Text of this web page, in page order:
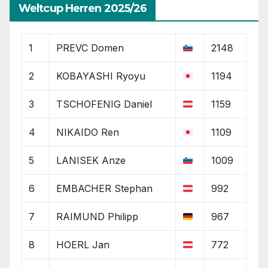
Weltcup Herren 2025/26
1 PREVC Domen 2148
2 KOBAYASHI Ryoyu 1194
3 TSCHOFENIG Daniel 1159
4 NIKAIDO Ren 1109
5 LANISEK Anze 1009
6 EMBACHER Stephan 992
7 RAIMUND Philipp 967
8 HOERL Jan 772